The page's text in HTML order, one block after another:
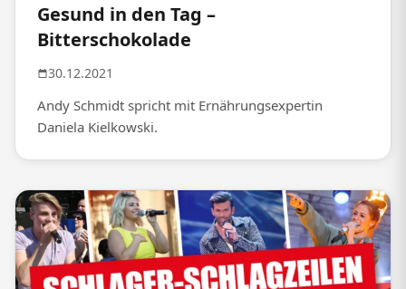
Gesund in den Tag –
Bitterschokolade
30.12.2021
Andy Schmidt spricht mit Ernährungsexpertin
Daniela Kielkowski.